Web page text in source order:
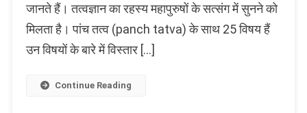
के
साथ
जानते हैं। तत्वज्ञान का रहस्य महापुरुषों के सत्संग में सुनने को
मिलता है। पांच तत्व (panch tatva) के साथ 25 विषय हैं
उन विषयों के बारे में विस्तार […]
Continue Reading